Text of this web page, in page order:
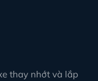
thay nhớt và lắp